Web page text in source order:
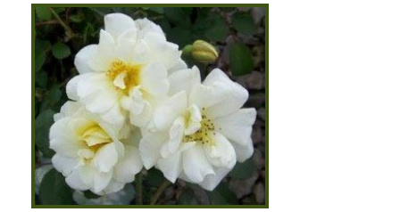
tot
€21,93